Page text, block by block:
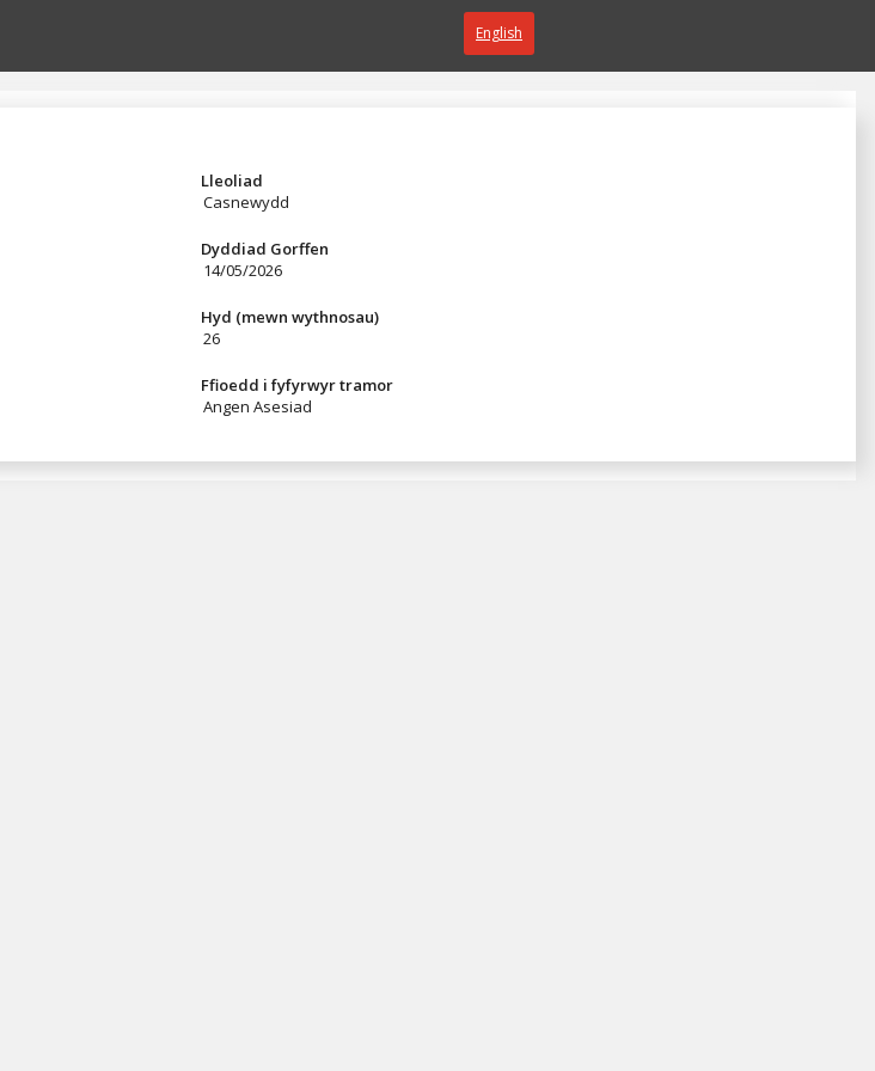
English
Lleoliad
Casnewydd
Dyddiad Gorffen
14/05/2026
Hyd (mewn wythnosau)
26
Ffioedd i fyfyrwyr tramor
Angen Asesiad